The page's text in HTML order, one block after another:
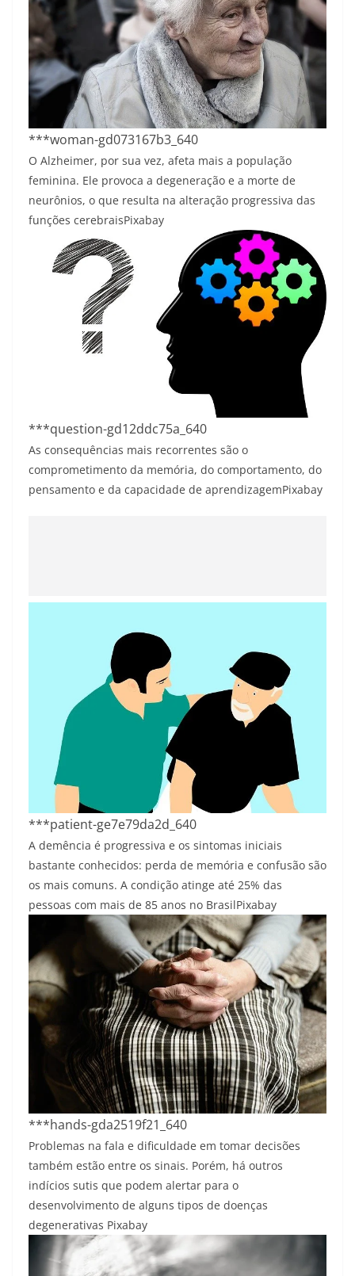
***woman-gd073167b3_640
O Alzheimer, por sua vez, afeta mais a população
feminina. Ele provoca a degeneração e a morte de
neurônios, o que resulta na alteração progressiva das
funções cerebraisPixabay
***question-gd12ddc75a_640
As consequências mais recorrentes são o
comprometimento da memória, do comportamento, do
pensamento e da capacidade de aprendizagemPixabay
***patient-ge7e79da2d_640
A demência é progressiva e os sintomas iniciais
bastante conhecidos: perda de memória e confusão são
os mais comuns. A condição atinge até 25% das
pessoas com mais de 85 anos no BrasilPixabay
***hands-gda2519f21_640
Problemas na fala e dificuldade em tomar decisões
também estão entre os sinais. Porém, há outros
indícios sutis que podem alertar para o
desenvolvimento de alguns tipos de doenças
degenerativas Pixabay